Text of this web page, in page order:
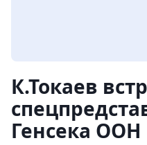
К.Токаев
Генсека ООН